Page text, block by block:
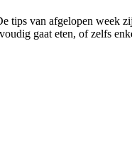
van afgelopen week
gaat eten, of zelfs